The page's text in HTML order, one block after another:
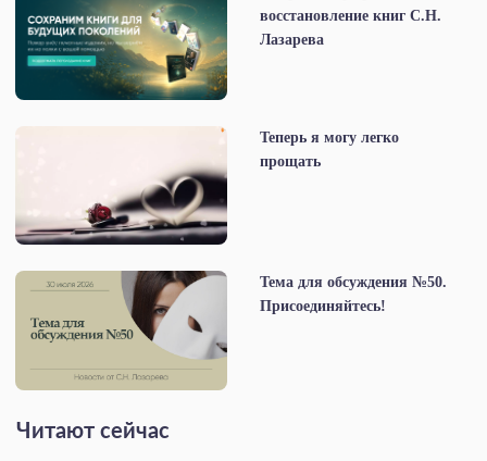
восстановление книг С.Н.
Лазарева
Теперь я могу легко
прощать
Тема для обсуждения №50.
Присоединяйтесь!
Читают сейчас